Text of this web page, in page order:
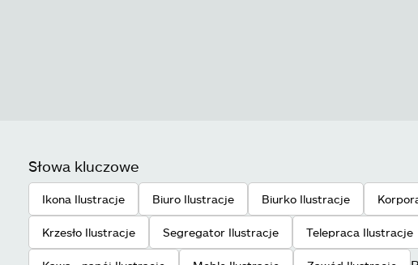
Słowa kluczowe
Ikona Ilustracje Biuro Ilustracje Biurko Ilustracje
Krzesło Ilustracje Segregator Ilustracje Telepraca Ilustracje